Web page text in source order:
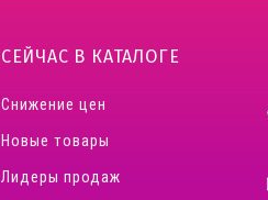
СЕЙЧАС В КАТАЛОГЕ
Снижение цен
Новые товары
Лидеры продаж